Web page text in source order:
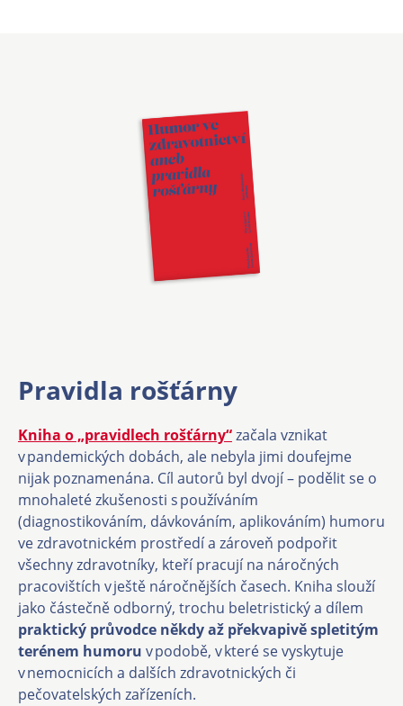
Pravidla rošťárny
Kniha o „pravidlech rošťárny“začala vznikat
v pandemických dobách, ale nebyla jimi doufejme
nijak poznamenána. Cíl autorů byl dvojí – podělit se o
mnohaleté zkušenosti s používáním
(diagnostikováním, dávkováním, aplikováním) humoru
ve zdravotnickém prostředí a zároveň podpořit
všechny zdravotníky, kteří pracují na náročných
pracovištích v ještě náročnějších časech. Kniha slouží
jako částečně odborný, trochu beletristický a dílem
praktický průvodce někdy až překvapivě spletitým
terénem humoru v podobě, v které se vyskytuje
v nemocnicích a dalších zdravotnických či
pečovatelských zařízeních.